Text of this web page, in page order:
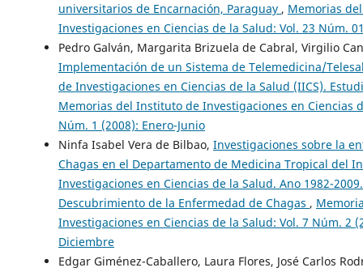
universitarios de Encarnación, Paraguay , Memorias
Investigaciones en Ciencias de la Salud: Vol. 23 Núm.
Pedro Galván, Margarita Brizuela de Cabral, Virgilio
Implementación de un Sistema de Telemedicina/
de Investigaciones en Ciencias de la Salud (IICS).
Memorias del Instituto de Investigaciones en Ciencias
Núm. 1 (2008): Enero-Junio
Ninfa Isabel Vera de Bilbao, Investigaciones sobre la
Chagas en el Departamento de Medicina Tropical del
Investigaciones en Ciencias de la Salud. Ano 1982-
Descubrimiento de la Enfermedad de Chagas ,
Investigaciones en Ciencias de la Salud: Vol. 7 Núm. 2
Diciembre
Edgar Giménez-Caballero, Laura Flores, José Carlos